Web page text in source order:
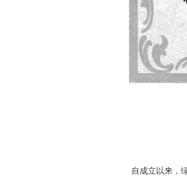
自成立以来，绿